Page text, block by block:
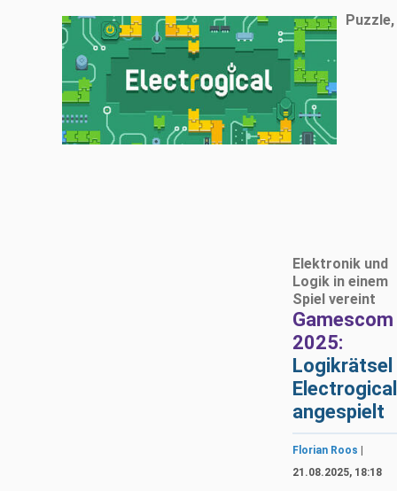
Puzzle,
Elektronik und
Logik in einem
Spiel vereint
Gamescom
2025:
Logikrätsel
Electrogical
angespielt
Florian Roos
21.08.2025, 18:18